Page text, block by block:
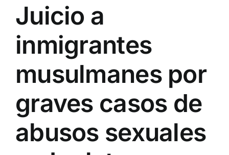
Juicio a
inmigrantes
musulmanes por
graves casos de
abusos sexuales